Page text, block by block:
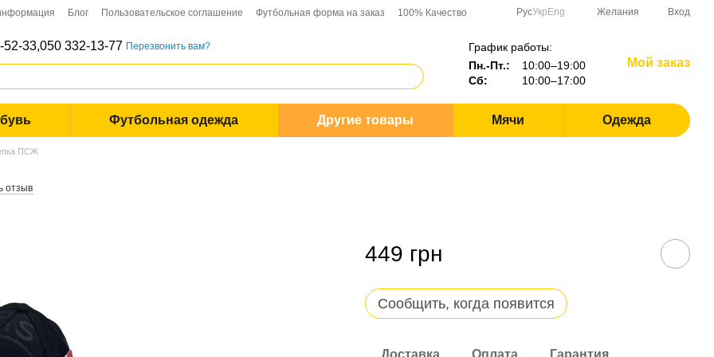
Блог Пользовательское соглашение Футбольная форма на заказ
100% Качество
РусУкр Eng Желания Вход
52-33,050 332-13-77 Перезвонить вам?
График работы:
Пн.-Пт.:
10:00–19:00
Сб:
10:00–17:00
Мой заказ
Футбольная одежда Другие товары Мячи Одежда
ПСЖ
отзыв
449 грн
Сообщить, когда появится
Доставка Оплата Гарантия